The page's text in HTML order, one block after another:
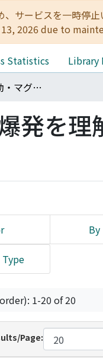
、サービスを一時
2026 due to
Statistics
Library
阿蘇山の噴火活動・マグマ水蒸気爆発を理解する
発を理
By
1-20 of 20
Page: